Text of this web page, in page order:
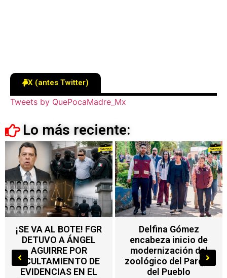
X (antes Twitter)
Tweets by QuePocaMadre_Mx
Lo más reciente:
Delfina Gómez
encabeza inicio de
modernización del
zoológico del Parque
del Pueblo
Nuevo impuesto en
Edoméx alcanza a
máquinas de
videojuegos, ferias y
salones de fiesta